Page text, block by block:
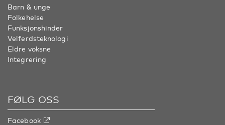
Barn & unge
Folkehelse
Funksjonshinder
Velferdsteknologi
Eldre voksne
Integrering
FØLG OSS
Facebook